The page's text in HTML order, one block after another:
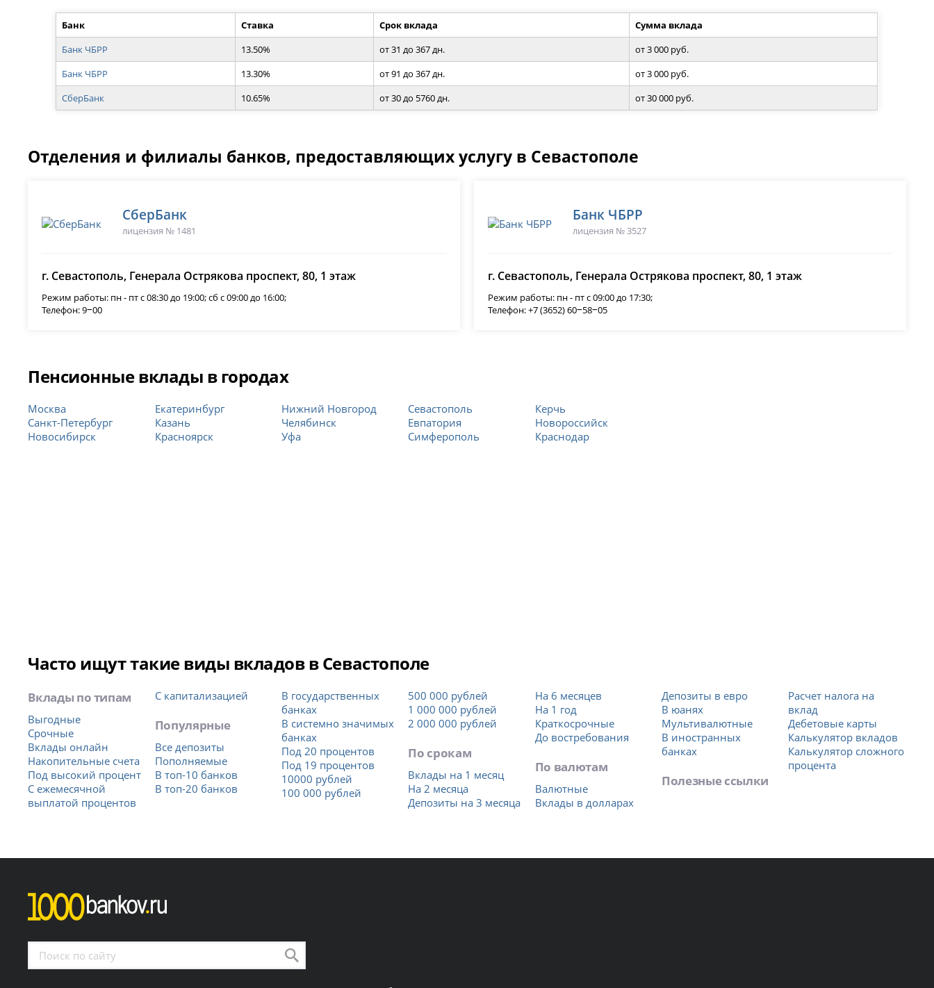
Банк Ставка Срок вклада
Сумма вклада
Банк ЧБРР
13.50% от 31 до 367 дн.
от 3 000 руб.
Банк ЧБРР
13.30% от 91 до 367 дн.
от 3 000 руб.
СберБанк
10.65% от 30 до 5760 дн. от 30 000 руб.
Отделения и филиалы банков, предоставляющих услугу в Севастополе
СберБанк
лицензия № 1481
г. Севастополь, Генерала Острякова проспект, 80, 1 этаж
Режим работы: пн - пт с 08:30 до 19:00; сб с 09:00 до 16:00;
Телефон: 9‒00
Банк ЧБРР
лицензия № 3527
г. Севастополь, Генерала Острякова проспект, 80, 1 этаж
Режим работы: пн - пт с 09:00 до 17:30;
Телефон: +7 (3652) 60‒58‒05
Пенсионные вклады в городах
Москва
Санкт-Петербург
Новосибирск
Екатеринбург
Казань
Красноярск
Нижний Новгород
Челябинск
Уфа
Севастополь
Евпатория
Симферополь
Керчь
Новороссийск
Краснодар
Часто ищут такие виды вкладов в Севастополе
Вклады по типам
Выгодные
Срочные
Вклады онлайн
Накопительные счета
Под высокий процент
С ежемесячной
выплатой процентов
С капитализацией
Популярные
Все депозиты
Пополняемые
В топ-10 банков
В топ-20 банков
В государственных
банках
В системно значимых
банках
Под 20 процентов
Под 19 процентов
10000 рублей
100 000 рублей
500 000 рублей
1 000 000 рублей
2 000 000 рублей
По срокам
Вклады на 1 месяц
На 2 месяца
Депозиты на 3 месяца
На 6 месяцев
На 1 год
Краткосрочные
До востребования
По валютам
Валютные
Вклады в долларах
Депозиты в евро
В юанях
Мультивалютные
В иностранных
банках
Полезные ссылки
Расчет налога на
вклад
Дебетовые карты
Калькулятор вкладов
Калькулятор сложного
процента